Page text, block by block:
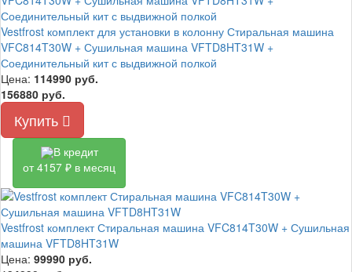
Vestfrost комплект для установки в колонну Стиральная машина
VFC814T30W + Сушильная машина VFTD8HT31W +
Соединительный кит с выдвижной полкой
Цена: 114990 руб.
156880 руб.
Купить
В кредит
от 4157 ₽ в месяц
Vestfrost комплект Стиральная машина VFC814T30W + Сушильная
машина VFTD8HT31W
Цена: 99990 руб.